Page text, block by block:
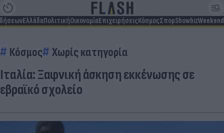
ΕλλάδαΠολιτικήΟικονομίαΕπιχειρήσειςΚόσμοςΣπορShowbizWeekend
Κόσμος Χωρίς κατηγορία
Ιταλία: Ξαφνική άσκηση εκκένωσης σε
εβραϊκό σχολείο